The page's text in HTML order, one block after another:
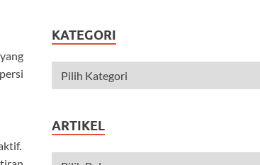
yang
.
KATEGORI
ARTIKEL